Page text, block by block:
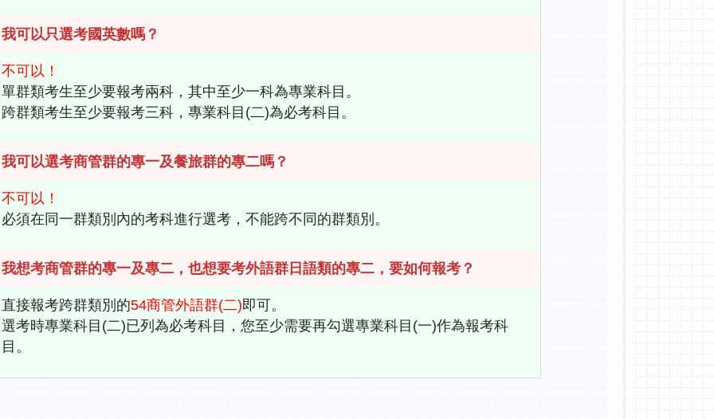
可以只選考國英數嗎？
不可以！
單群類考生至少要報考兩科，其中至少一科為專業科目。
跨群類考生至少要報考三科，專業科目(二)為必考科目。
可以選考商管群的專一及餐旅群的專二嗎？
不可以！
必須在同一群類別內的考科進行選考，不能跨不同的群類別。
想考商管群的專一及專二，也想要考外語群日語類的專二，要如何報考？
直接報考跨群類別的54商管外語群(二)即可。
選考時專業科目(二)已列為必考科目，您至少需要再勾選專業科目(一)作為報考科
目。